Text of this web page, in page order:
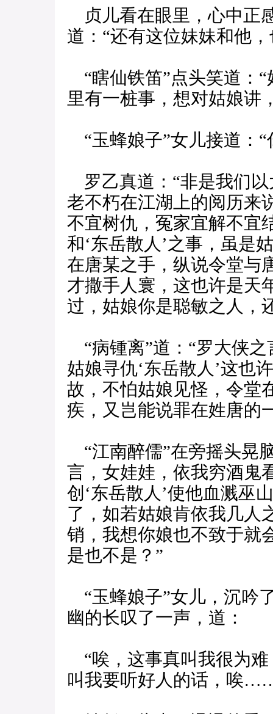
贞儿看在眼里，心中正
道：“还有这位妹妹和他
“瞎仙铁笛”点头笑道：
里有一桩事，想对姑娘
“玉蜂娘子”女儿接道：“
罗乙真道：“非是我们
老不朽在江湖上的阅历来
不宜树仇，冤家宜解不宜
和‘东岳散人’之事，虽是
在唐某之手，纵说令堂与
才撒手人寰，这也许是天
过，姑娘你是聪敏之人，
“病锺离”道：“罗大侠
姑娘寻仇‘东岳散人’这也
故，不怕姑娘见怪，令堂
疾，又岂能说罪在姓唐的
“江南醉儒”在旁摇头晃
言，女娃娃，依我穷酒鬼
创‘东岳散人’使他血溅巫
了，如若姑娘肯依我几人
销，我想你娘也不致于就
是也不是？”
“玉蜂娘子”女儿，沉吟
幽的长叹了一声，道：
“唉，这事真叫我很为难
叫我要听好人的话，唉